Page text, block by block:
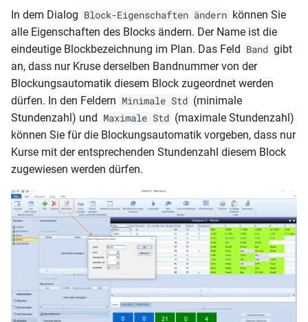
In dem Dialog Block-Eigenschaften ändern können Sie
alle Eigenschaften des Blocks ändern. Der Name ist die
eindeutige Blockbezeichnung im Plan. Das Feld Band gibt
an, dass nur Kruse derselben Bandnummer von der
Blockungsautomatik diesem Block zugeordnet werden
dürfen. In den Feldern Minimale Std (minimale
Stundenzahl) und Maximale Std (maximale Stundenzahl)
können Sie für die Blockungsautomatik vorgeben, dass nur
Kurse mit der entsprechenden Stundenzahl diesem Block
zugewiesen werden dürfen.